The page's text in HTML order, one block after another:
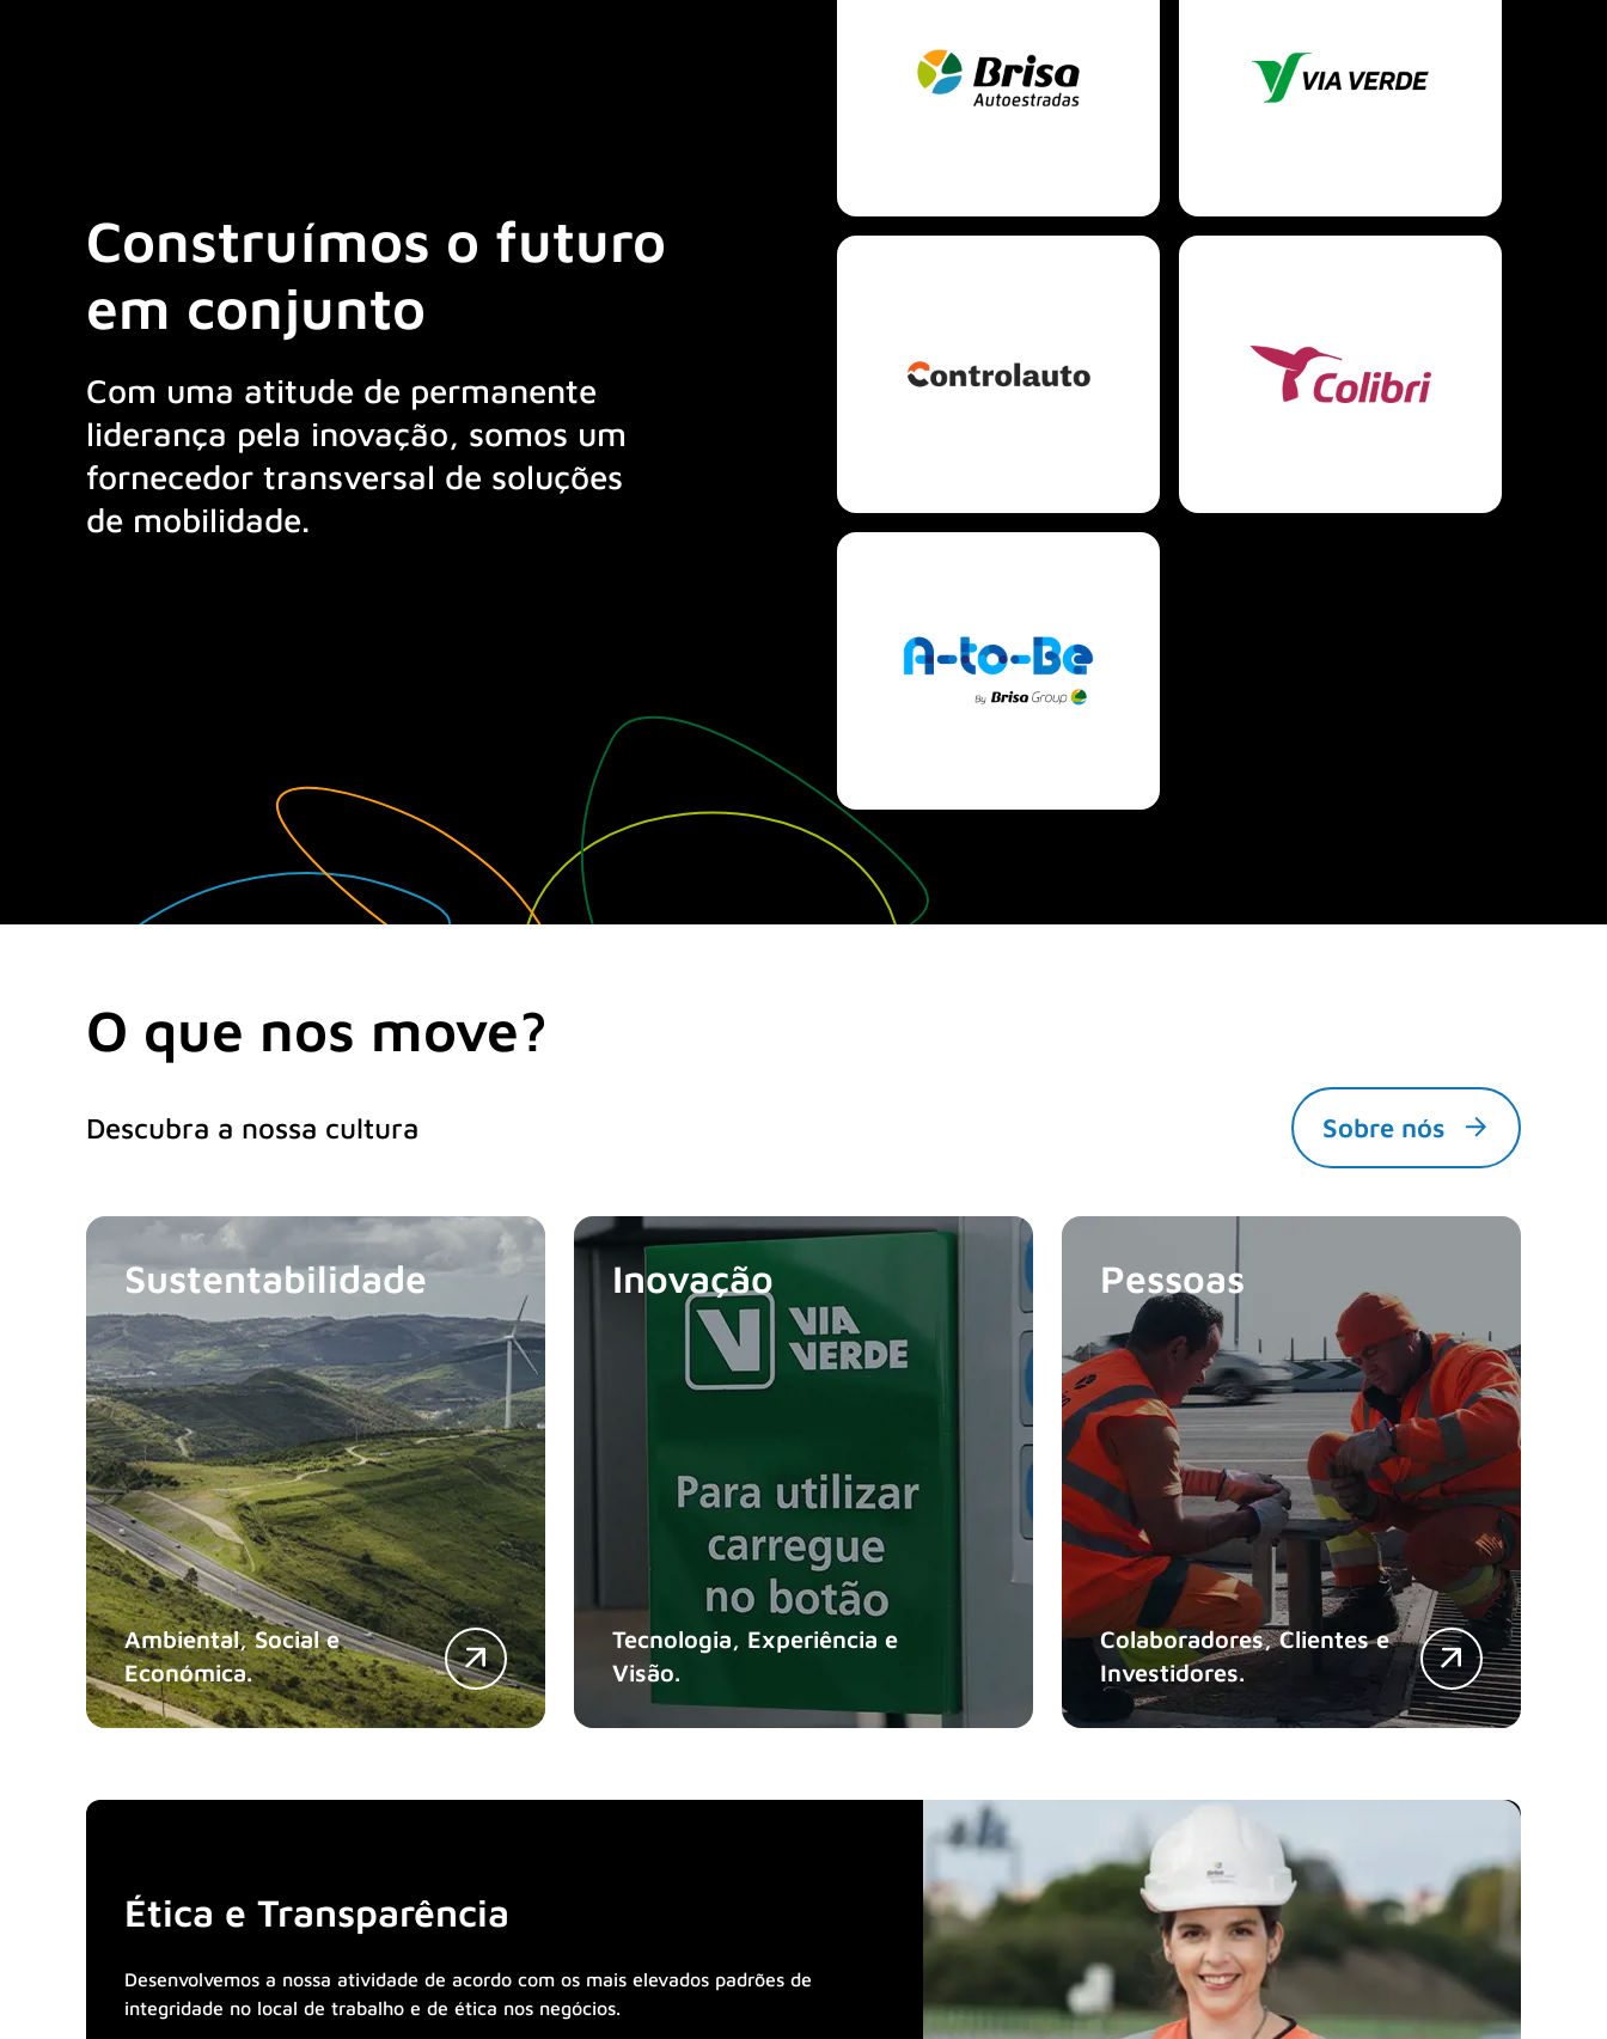
Construímos o futuro
em conjunto
Com uma atitude de permanente
liderança pela inovação, somos um
fornecedor transversal de soluções
de mobilidade.
O que nos move?
Descubra a nossa cultura Sobre nós
Sustentabilidade
Ambiental, Social e
Económica.
Inovação
Tecnologia, Experiência e
Visão.
Pessoas
Colaboradores, Clientes e
Investidores.
Ética e Transparência
Desenvolvemos a nossa atividade de acordo com os mais elevados padrões de
integridade no local de trabalho e de ética nos negócios.